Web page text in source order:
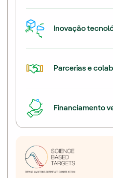
Inovação
Parcerias e
Financiamento